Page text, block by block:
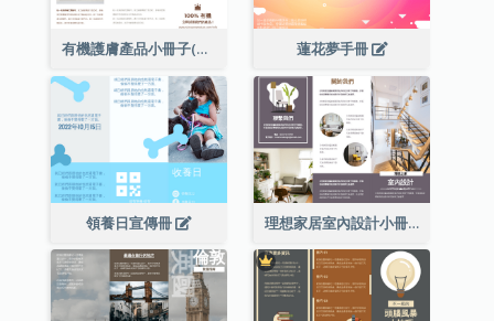
有機護膚產品小冊子(附詳細信息) 蓮花夢手冊
領養日宣傳冊 理想家居室內設計小冊子